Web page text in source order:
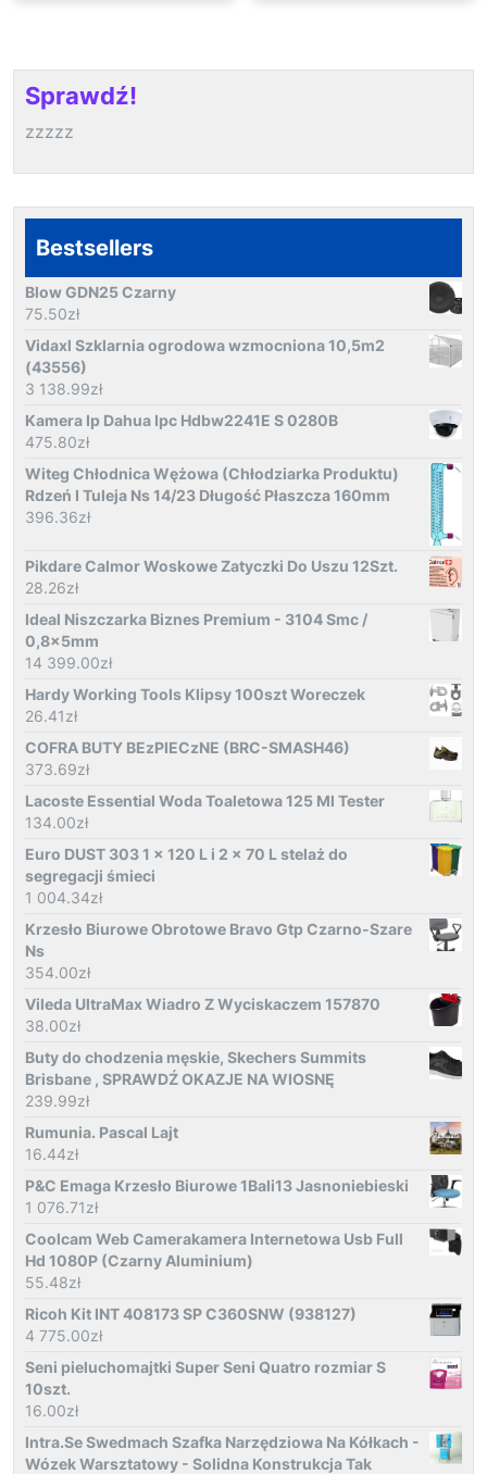
Sprawdź!
zzzzz
Bestsellers
Blow GDN25 Czarny
75.50zł
Vidaxl Szklarnia ogrodowa wzmocniona 10,5m2
(43556)
3 138.99zł
Kamera Ip Dahua Ipc Hdbw2241E S 0280B
475.80zł
Witeg Chłodnica Wężowa (Chłodziarka Produktu)
Rdzeń I Tuleja Ns 14/23 Długość Płaszcza 160mm
396.36zł
Pikdare Calmor Woskowe Zatyczki Do Uszu 12Szt.
28.26zł
Ideal Niszczarka Biznes Premium - 3104 Smc /
0,8x5mm
14 399.00zł
Hardy Working Tools Klipsy 100szt Woreczek
26.41zł
COFRA BUTY BEzPIECzNE (BRC-SMASH46)
373.69zł
Lacoste Essential Woda Toaletowa 125 Ml Tester
134.00zł
Euro DUST 303 1 x 120 L i 2 x 70 L stelaż do
segregacji śmieci
1 004.34zł
Krzesło Biurowe Obrotowe Bravo Gtp Czarno-Szare
Ns
354.00zł
Vileda UltraMax Wiadro Z Wyciskaczem 157870
38.00zł
Buty do chodzenia męskie, Skechers Summits
Brisbane , SPRAWDŹ OKAZJE NA WIOSNĘ
239.99zł
Rumunia. Pascal Lajt
16.44zł
P&C Emaga Krzesło Biurowe 1Bali13 Jasnoniebieski
1 076.71zł
Coolcam Web Camerakamera Internetowa Usb Full
Hd 1080P (Czarny Aluminium)
55.48zł
Ricoh Kit INT 408173 SP C360SNW (938127)
4 775.00zł
Seni pieluchomajtki Super Seni Quatro rozmiar S
10szt.
16.00zł
Intra.Se Swedmach Szafka Narzędziowa Na Kółkach -
Wózek Warsztatowy - Solidna Konstrukcja Tak